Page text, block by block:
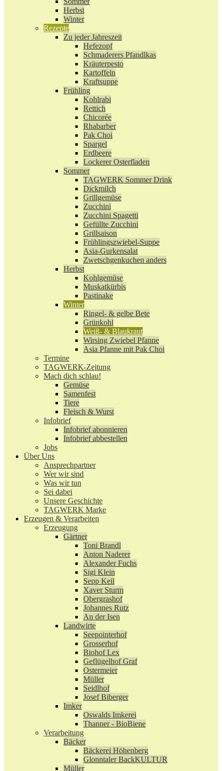
Herbst
Winter
Rezepte
Zu jeder Jahreszeit
Hefezopf
Schmaderers Pfandlkas
Kräuterpesto
Kartoffeln
Kraftsuppe
Frühling
Kohlrabi
Rettich
Chicorée
Rhabarber
Pak Choi
Spargel
Erdbeere
Lockerer Osterfladen
Sommer
TAGWERK Sommer Drink
Dickmilch
Grillgemüse
Zucchini
Zucchini Spagetti
Gefüllte Zucchini
Grillsaison
Frühlingszwiebel-Suppe
Asia-Gurkensalat
Zwetschgenkuchen anders
Herbst
Kohlgemüse
Muskatkürbis
Pastinake
Winter
Ringel- & gelbe Bete
Grünkohl
Weiß- & Blaukraut
Wirsing Zwiebel Pfanne
Asia Pfanne mit Pak Choi
Termine
TAGWERK-Zeitung
Mach dich schlau!
Gemüse
Samenfest
Tiere
Fleisch & Wurst
Infobrief
Infobrief abonnieren
Infobrief abbestellen
Jobs
Über Uns
Ansprechpartner
Wer wir sind
Was wir tun
Sei dabei
Unsere Geschichte
TAGWERK Marke
Erzeugen & Verarbeiten
Erzeugung
Gärtner
Toni Brandl
Anton Naderer
Alexander Fuchs
Sigi Klein
Sepp Keil
Xaver Sturm
Obergrashof
Johannes Rutz
An der Isen
Landwirte
Seepointerhof
Grosserhof
Biohof Lex
Geflügelhof Graf
Ostermeier
Müller
Seidlhof
Josef Biberger
Imker
Oswalds Imkerei
Thanner - BioBiene
Verarbeitung
Bäcker
Bäckerei Höhenberg
Glonntaler BackKULTUR
Müller